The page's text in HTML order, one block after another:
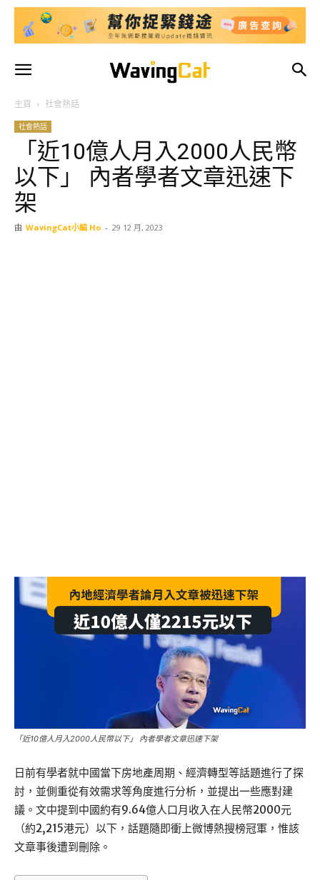
主頁 社會熱話
社會熱話
「近10億人月入2000人民幣
以下」 內者學者文章迅速下
架
由 WavingCat小編 Ho - 29 12 月, 2023
「近10億人月入2000人民幣以下」 內者學者文章迅速下架
日前有學者就中國當下房地產周期、經濟轉型等話題進行了探
討，並側重從有效需求等角度進行分析，並提出一些應對建
議。文中提到中國約有9.64億人口月收入在人民幣2000元
（約2,215港元）以下，話題隨即衝上微博熱搜榜冠軍，惟該
文章事後遭到刪除。